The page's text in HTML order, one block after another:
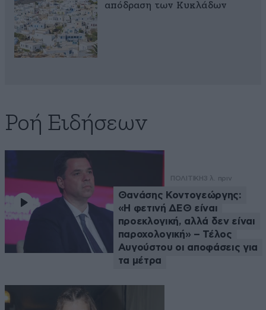
απόδραση των Κυκλάδων
Ροή Ειδήσεων
ΠΟΛΙΤΙΚΗ3 λ. πριν
Θανάσης Κοντογεώργης:
«Η φετινή ΔΕΘ είναι
προεκλογική, αλλά δεν είναι
παροχολογική» – Τέλος
Αυγούστου οι αποφάσεις για
τα μέτρα